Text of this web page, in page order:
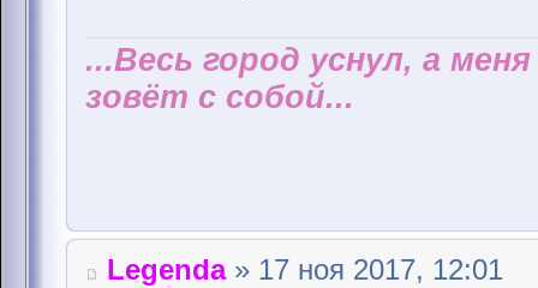
...Весь город уснул, а
зовёт с собой...
Legenda» 17 ноя 2017, 12:01